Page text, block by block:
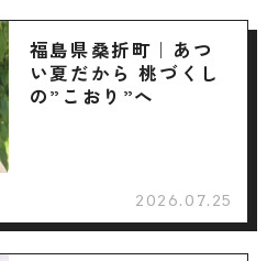
福島県桑折町｜あつ
い夏だから 桃づくし
の”こおり”へ
2026.07.25